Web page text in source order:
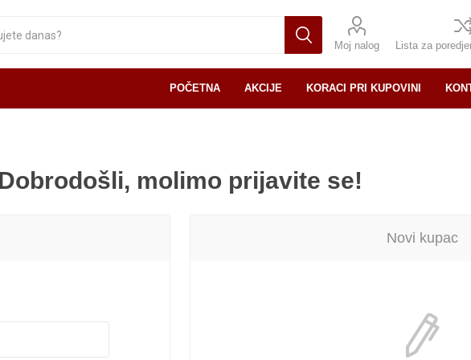
Moj nalog Lista za
POČETNA AKCIJE KORACI PRI KUPOVINI
Dobrodošli, molimo prijavite se!
Novi kupac